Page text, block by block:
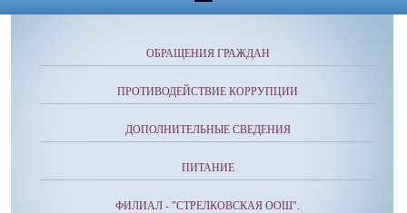
ОБРАЩЕНИЯ ГРАЖДАН
ПРОТИВОДЕЙСТВИЕ КОРРУПЦИИ
ДОПОЛНИТЕЛЬНЫЕ СВЕДЕНИЯ
ПИТАНИЕ
ФИЛИАЛ - "СТРЕЛКОВСКАЯ ООШ".